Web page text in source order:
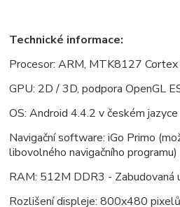
Technické informace:
Procesor: ARM, MTK8127
GPU: 2D / 3D, podpora OpenGL
OS: Android 4.4.2 v českém jazyce
Navigační software: iGo Primo
libovolného navigačního programu)
RAM: 512M DDR3 - Zabudovaná
Rozlišení displeje: 800x480 pixelů